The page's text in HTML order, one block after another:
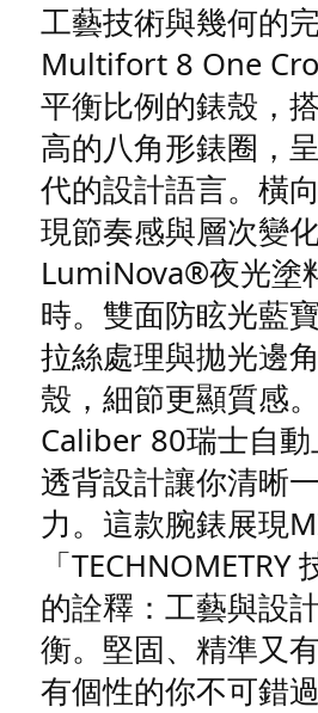
工藝技術與幾何的
Multifort 8 One
平衡比例的錶殼，
高的八角形錶圈，
代的設計語言。橫
現節奏感與層次變
LumiNova®夜光塗
時。雙面防眩光藍
拉絲處理與拋光邊
殼，細節更顯質感
Caliber 80瑞士自動
透背設計讓你清晰
力。這款腕錶展現
「TECHNOMETRY
的詮釋：工藝與設
衡。堅固、精準又
有個性的你不可錯過